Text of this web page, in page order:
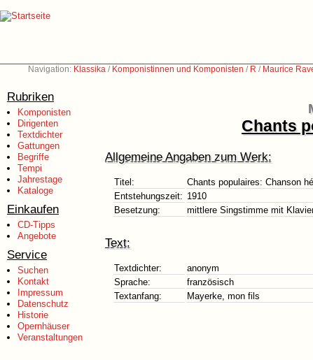
Navigation: Klassika / Komponistinnen und Komponisten / R / Maurice
Rubriken
Komponisten
Dirigenten
Textdichter
Gattungen
Begriffe
Tempi
Jahrestage
Kataloge
Einkaufen
CD-Tipps
Angebote
Service
Suchen
Kontakt
Impressum
Datenschutz
Historie
Opernhäuser
Veranstaltungen
Chants
Allgemeine Angaben zum Werk:
Titel:
Chants populaires: Chanson
Entstehungszeit: 1910
Besetzung:
mittlere Singstimme mit
Text:
Textdichter:
anonym
Sprache:
französisch
Textanfang:
Mayerke, mon fils